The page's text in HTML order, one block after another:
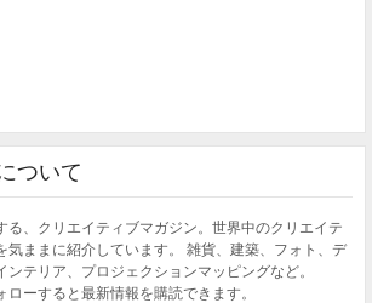
ついて
る、クリエイティブマガジン。世界中のクリエイテ
気ままに紹介しています。 雑貨、建築、フォト、デ
テリア、プロジェクションマッピングなど。
ーすると最新情報を購読できます。